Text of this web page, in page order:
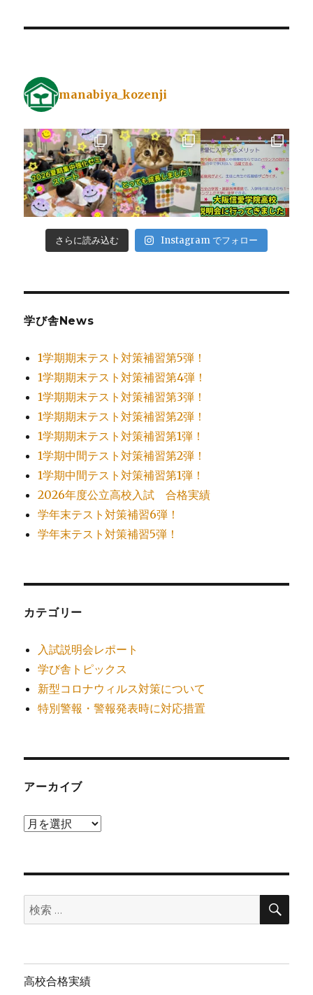
manabiya_kozenji
さらに読み込む Instagram でフォロー
学び舎News
1学期期末テスト対策補習第5弾！
1学期期末テスト対策補習第4弾！
1学期期末テスト対策補習第3弾！
1学期期末テスト対策補習第2弾！
1学期期末テスト対策補習第1弾！
1学期中間テスト対策補習第2弾！
1学期中間テスト対策補習第1弾！
2026年度公立高校入試 合格実績
学年末テスト対策補習6弾！
学年末テスト対策補習5弾！
カテゴリー
入試説明会レポート
学び舎トピックス
新型コロナウィルス対策について
特別警報・警報発表時に対応措置
アーカイブ
ア
ブ
検
索:
検
高校合格実績